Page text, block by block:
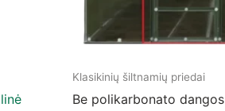
Klasikinių šiltnamių priedai
Be polikarbonato dangos